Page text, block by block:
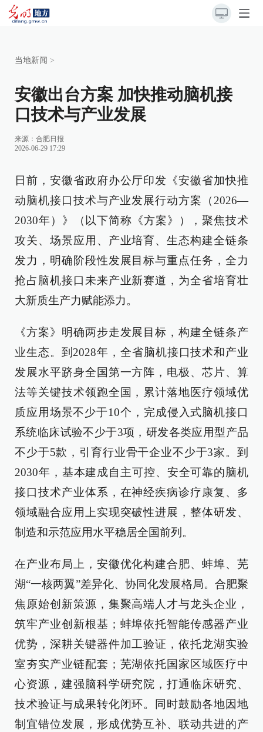
当地新闻 >
安徽出台方案 加快推动脑机接
口技术与产业发展
来源： 合肥日报
2026-06-29 17:29
日前，安徽省政府办公厅印发《安徽省加快推
动脑机接口技术与产业发展行动方案（2026—
2030年）》（以下简称《方案》），聚焦技术
攻关、场景应用、产业培育、生态构建全链条
发力，明确阶段性发展目标与重点任务，全力
抢占脑机接口未来产业新赛道，为全省培育壮
大新质生产力赋能添力。
《方案》明确两步走发展目标，构建全链条产
业生态。到2028年，全省脑机接口技术和产业
发展水平跻身全国第一方阵，电极、芯片、算
法等关键技术领跑全国，累计落地医疗领域优
质应用场景不少于10个，完成侵入式脑机接口
系统临床试验不少于3项，研发各类应用型产品
不少于5款，引育行业骨干企业不少于3家。到
2030年，基本建成自主可控、安全可靠的脑机
接口技术产业体系，在神经疾病诊疗康复、多
领域融合应用上实现突破性进展，整体研发、
制造和示范应用水平稳居全国前列。
在产业布局上，安徽优化构建合肥、蚌埠、芜
湖“一核两翼”差异化、协同化发展格局。合肥聚
焦原始创新策源，集聚高端人才与龙头企业，
筑牢产业创新根基；蚌埠依托智能传感器产业
优势，深耕关键器件加工验证，依托龙湖实验
室夯实产业链配套；芜湖依托国家区域医疗中
心资源，建强脑科学研究院，打通临床研究、
技术验证与成果转化闭环。同时鼓励各地因地
制宜错位发展，形成优势互补、联动共进的产